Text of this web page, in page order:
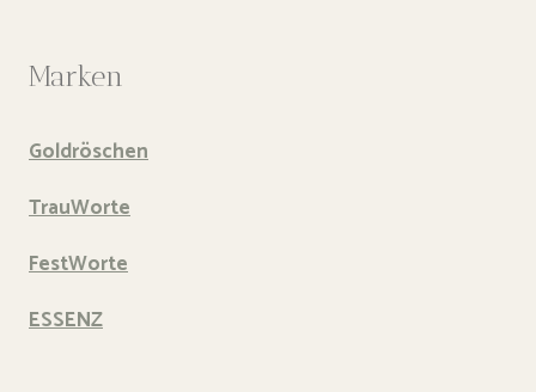
Marken
Goldröschen
TrauWorte
FestWorte
ESSENZ